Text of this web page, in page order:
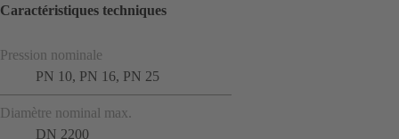
Caractéristiques techniques
Pression nominale
PN 10, PN 16, PN 25
Diamètre nominal max.
DN 2200